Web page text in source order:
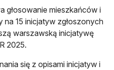
głosowanie mieszkańców i
na 15 inicjatyw zgłoszonych
warszawską inicjatywę
2025.
się z opisami inicjatyw i